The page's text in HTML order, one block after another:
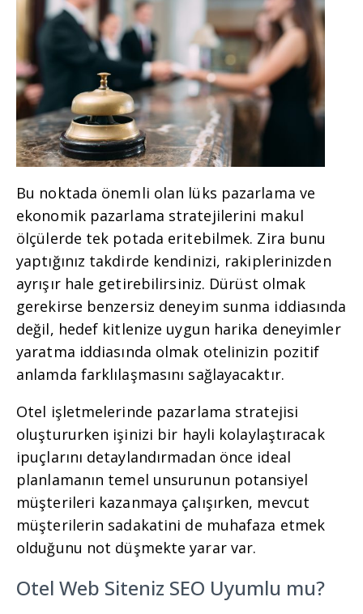
Bu noktada önemli olan lüks pazarlama ve
ekonomik pazarlama stratejilerini makul
ölçülerde tek potada eritebilmek. Zira bunu
yaptığınız takdirde kendinizi, rakiplerinizden
ayrışır hale getirebilirsiniz. Dürüst olmak
gerekirse benzersiz deneyim sunma iddiasında
değil, hedef kitlenize uygun harika deneyimler
yaratma iddiasında olmak otelinizin pozitif
anlamda farklılaşmasını sağlayacaktır.
Otel işletmelerinde pazarlama stratejisi
oluştururken işinizi bir hayli kolaylaştıracak
ipuçlarını detaylandırmadan önce ideal
planlamanın temel unsurunun potansiyel
müşterileri kazanmaya çalışırken, mevcut
müşterilerin sadakatini de muhafaza etmek
olduğunu not düşmekte yarar var.
Otel Web Siteniz SEO Uyumlu mu?